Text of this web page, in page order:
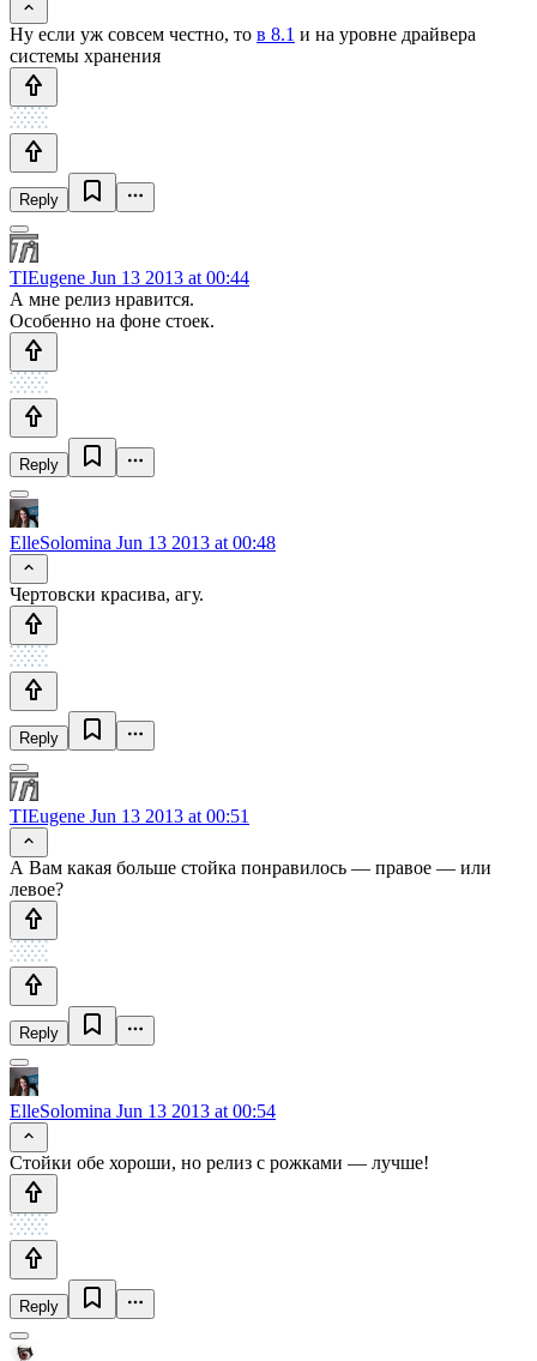
Ну если уж совсем честно, то в 8.1 и на уровне драйвера
системы хранения
Reply
TIEugene Jun 13 2013 at 00:44
А мне релиз нравится.
Особенно на фоне стоек.
Reply
ElleSolomina Jun 13 2013 at 00:48
Чертовски красива, агу.
Reply
TIEugene Jun 13 2013 at 00:51
А Вам какая больше стойка понравилось — правое — или
левое?
Reply
ElleSolomina Jun 13 2013 at 00:54
Стойки обе хороши, но релиз с рожками — лучше!
Reply